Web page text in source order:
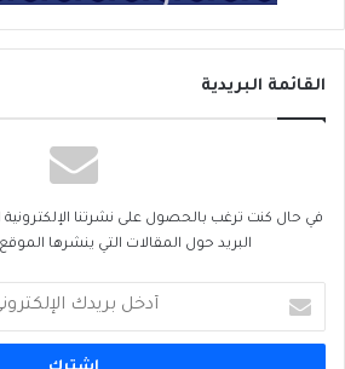
القائمة البريدية
في حال كنت ترغب بالحصول على نشرتنا
البريد حول المقالات التي ينشرها
بريدك
الإلكتروني